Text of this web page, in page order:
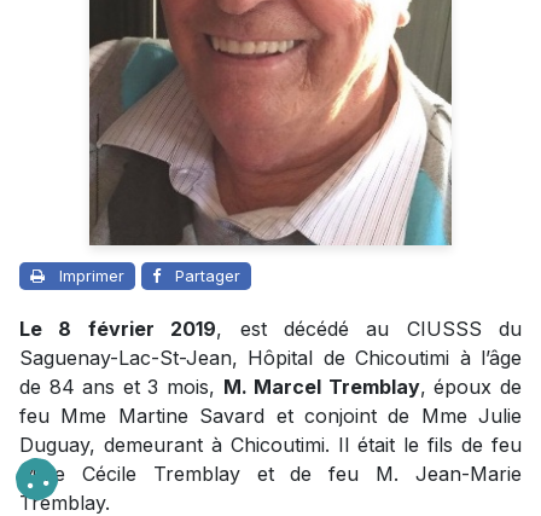
Imprimer Partager
Le 8 février 2019, est décédé au CIUSSS du
Saguenay-Lac-St-Jean, Hôpital de Chicoutimi à l’âge
de 84 ans et 3 mois, M. Marcel Tremblay, époux de
feu Mme Martine Savard et conjoint de Mme Julie
Duguay, demeurant à Chicoutimi. Il était le fils de feu
Mme Cécile Tremblay et de feu M. Jean-Marie
Tremblay.